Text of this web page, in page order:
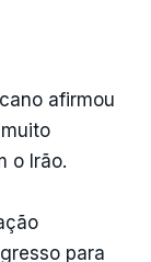
afirmou
o Irão.
para